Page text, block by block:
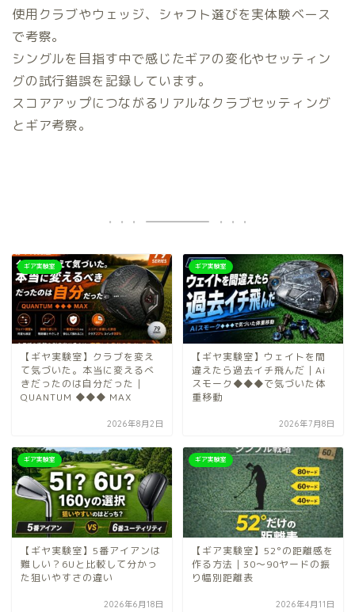
使用クラブやウェッジ、シャフト選びを実体験ベース
で考察。
シングルを目指す中で感じたギアの変化やセッティン
グの試行錯誤を記録しています。
スコアアップにつながるリアルなクラブセッティング
とギア考察。
ギア実験室
【ギヤ実験室】クラブを変え
て気づいた。本当に変えるべ
きだったのは自分だった｜
QUANTUM ◆◆◆ MAX
2026年8月2日
ギア実験室
【ギヤ実験室】ウェイトを間
違えたら過去イチ飛んだ｜Ai
スモーク◆◆◆で気づいた体
重移動
2026年7月8日
ギア実験室
【ギヤ実験室】5番アイアンは
難しい？6Uと比較して分かっ
た狙いやすさの違い
2026年6月18日
ギア実験室
【ギア実験室】52°の距離感を
作る方法｜30〜90ヤードの振
り幅別距離表
2026年4月11日